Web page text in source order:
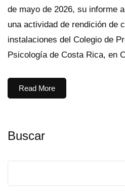
de mayo de 2026, su informe
una actividad de rendición de
instalaciones del Colegio de
Psicología de Costa Rica, en
Read More
Buscar